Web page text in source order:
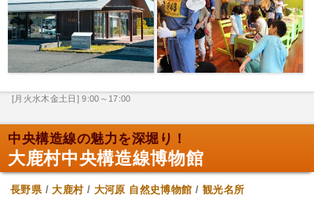
[月火水木金土日] 9:00～17:00
中央構造線の魅力を深堀り！
大鹿村中央構造線博物館
長野県/大鹿村/ 大河原 自然史博物館 / 観光名所